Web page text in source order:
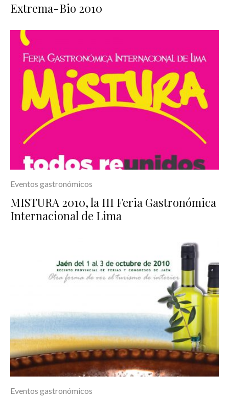
Extrema-Bio 2010
Eventos gastronómicos
MISTURA 2010, la III Feria Gastronómica
Internacional de Lima
Eventos gastronómicos